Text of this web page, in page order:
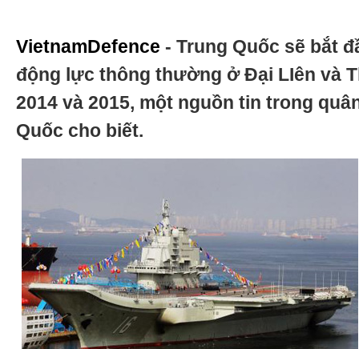
VietnamDefence - Trung Quốc sẽ bắt
động lực thông thường ở Đại LIên và
2014 và 2015, một nguồn tin trong
Quốc cho biết.